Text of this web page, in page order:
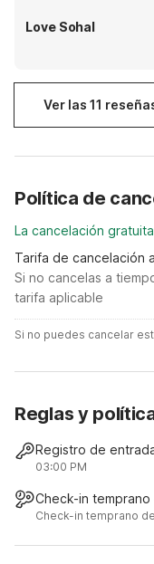
Love Sohal
Ver las 11
Política de
La cancelación
Tarifa de cancelación
Si no cancelas a
tarifa aplicable
Si no puedes cancelar
Reglas y
Registro de
03:00 PM
Check-in
Check-in temprano